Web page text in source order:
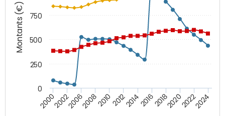
Montants (€)
200020022006200820102012201420162018202020222024
0
250
500
750